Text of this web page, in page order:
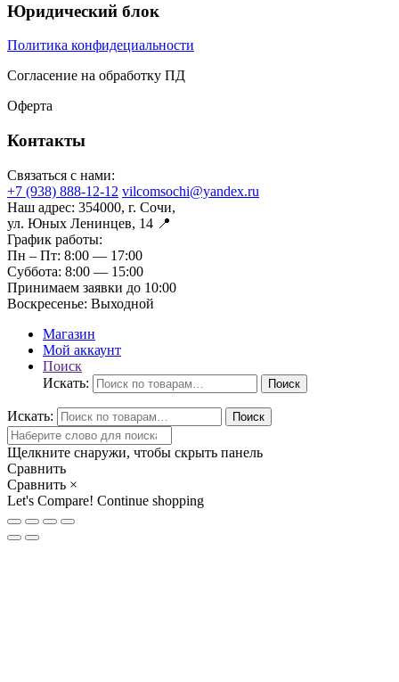
Юридический блок
Политика конфидециальности
Согласение на обработку ПД
Оферта
Контакты
Связаться с нами:
+7 (938) 888-12-12 vilcomsochi@yandex.ru
Наш адрес: 354000, г. Сочи,
ул. Юных Ленинцев, 14 📍
График работы:
Пн – Пт: 8:00 — 17:00
Суббота: 8:00 — 15:00
Принимаем заявки до 10:00
Воскресенье: Выходной
Магазин
Мой аккаунт
Поиск
Искать:
Поиск
Искать: Поиск
Щелкните снаружи, чтобы скрыть панель
Сравнить
Сравнить ×
Let's Compare! Continue shopping